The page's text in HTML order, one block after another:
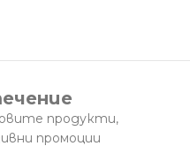
продукти,
промоции